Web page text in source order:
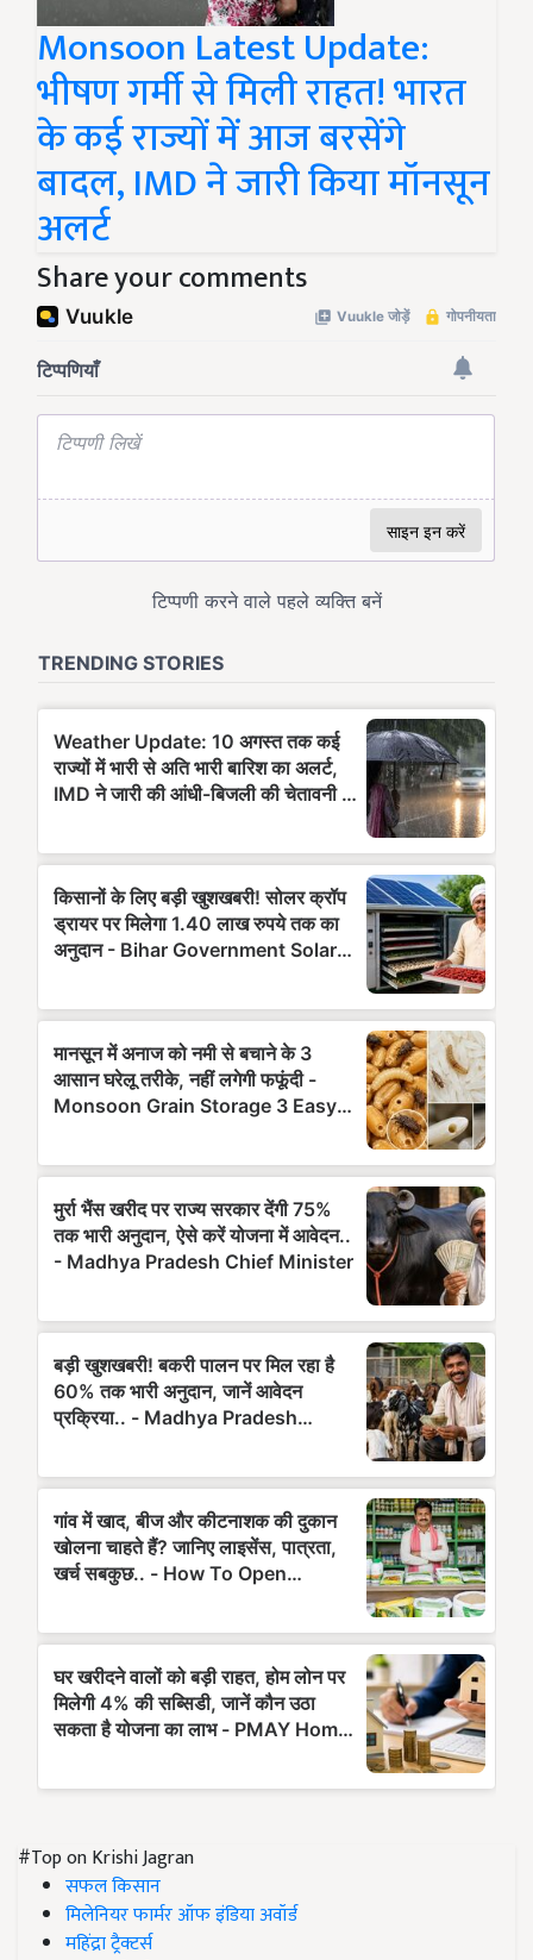
Monsoon Latest Update:
भीषण गर्मी से मिली राहत! भारत
के कई राज्यों में आज बरसेंगे
बादल, IMD ने जारी किया मॉनसून
अलर्ट
Share your comments
#Top on Krishi Jagran
सफल किसान
मिलेनियर फार्मर ऑफ इंडिया अवॉर्ड
महिंद्रा ट्रैक्टर्स